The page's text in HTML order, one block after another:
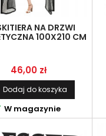
NA DRZWI
100X210 CM
ZAMYKANIE
Cena
46,00 zł
Dodaj do koszyka
W magazynie